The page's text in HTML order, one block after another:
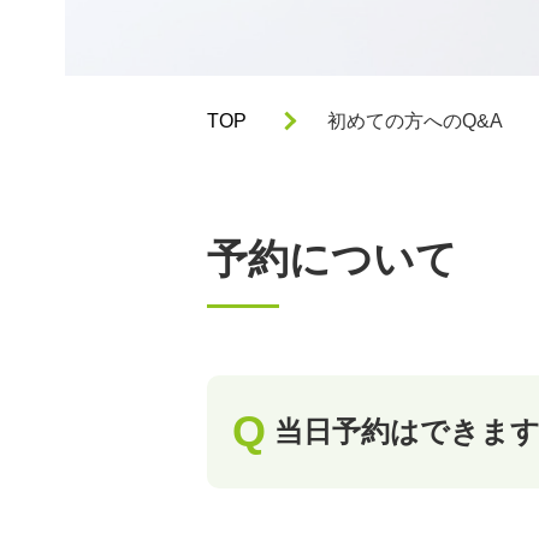
TOP 初めての方へのQ&A
予約について
当日予約はできま